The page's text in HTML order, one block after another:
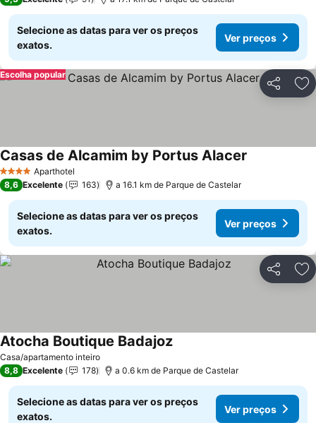
Selecione as datas para ver os preços
exatos.
Ver preços
Partilhar
Escolha popular
4 EstrelasAparthotel
Casas de Alcamim by Portus Alacer
8,6 Excelente 163 a 16.1 km de Parque de Castelar
Selecione as datas para ver os preços
exatos.
Ver preços
Partilhar
Casa/apartamento inteiro
Atocha Boutique Badajoz
8,8 Excelente 178 a 0.6 km de Parque de Castelar
Selecione as datas para ver os preços
exatos.
Ver preços